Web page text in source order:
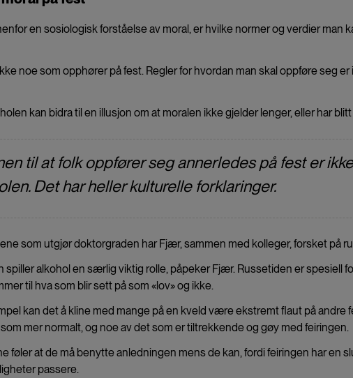
en sosiologisk forståelse av moral, er hvilke normer og verdier man
noe som opphører på fest. Regler for hvordan man skal oppføre seg er
kan bidra til en illusjon om at moralen ikke gjelder lenger, eller har
til at folk oppfører seg annerledes på fest er
Det har heller kulturelle forklaringer.
som utgjør doktorgraden har Fjær, sammen med kolleger, forsket på
spiller alkohol en særlig viktig rolle, påpeker Fjær. Russetiden er spesiell
til hva som blir sett på som «lov» og ikke.
kan det å kline med mange på en kveld være ekstremt flaut på andre
mer normalt, og noe av det som er tiltrekkende og gøy med feiringen.
føler at de må benytte anledningen mens de kan, fordi feiringen har en
passere.